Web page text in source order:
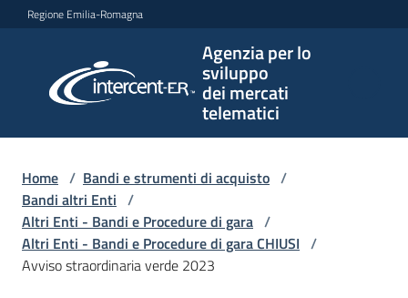
Vai al contenuto
Vai alla navigazione
Vai al footer
Regione Emilia-Romagna
Agenzia per lo
sviluppo
dei mercati
telematici
per lo
sviluppo
telematici
L'Agenzia
Home / Bandi e strumenti di acquisto /
Bandi altri Enti /
Altri Enti - Bandi e Procedure di gara /
Altri Enti - Bandi e Procedure di gara CHIUSI /
Avviso straordinaria verde 2023